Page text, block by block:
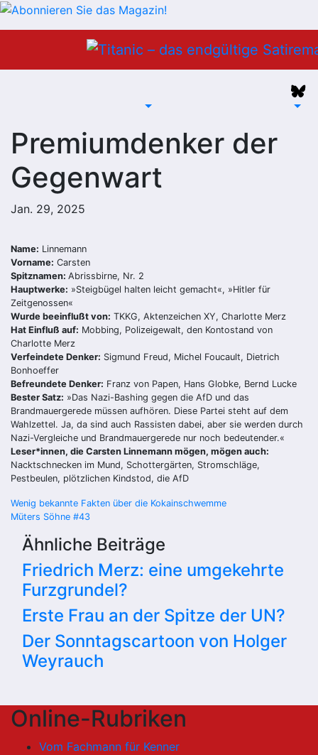
Premiumdenker der
Gegenwart
Jan. 29, 2025
Name: Linnemann
Vorname: Carsten
Spitznamen: Abrissbirne, Nr. 2
Hauptwerke: »Steigbügel halten leicht gemacht«, »Hitler für
Zeitgenossen«
Wurde beeinflußt von: TKKG, Aktenzeichen XY, Charlotte Merz
Hat Einfluß auf: Mobbing, Polizeigewalt, den Kontostand von
Charlotte Merz
Verfeindete Denker: Sigmund Freud, Michel Foucault, Dietrich
Bonhoeffer
Befreundete Denker: Franz von Papen, Hans Globke, Bernd Lucke
Bester Satz: »Das Nazi-Bashing gegen die AfD und das
Brandmauergerede müssen aufhören. Diese Partei steht auf dem
Wahlzettel. Ja, da sind auch Rassisten dabei, aber sie werden durch
Nazi-Vergleiche und Brandmauergerede nur noch bedeutender.«
Leser*innen, die Carsten Linnemann mögen, mögen auch:
Nacktschnecken im Mund, Schottergärten, Stromschläge,
Pestbeulen, plötzlichen Kindstod, die AfD
Beitragsnavigation
Wenig bekannte Fakten über die Kokainschwemme
Müters Söhne #43
Ähnliche Beiträge
Friedrich Merz: eine umgekehrte
Furzgrundel?
Erste Frau an der Spitze der UN?
Der Sonntagscartoon von Holger
Weyrauch
Online-Rubriken
Vom Fachmann für Kenner